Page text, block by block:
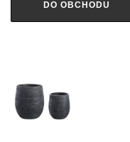
DO OBCHODU